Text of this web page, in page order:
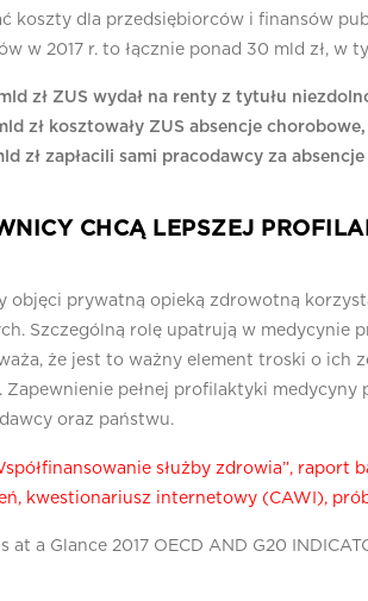
koszty dla przedsiębiorców i finansów
w 2017 r. to łącznie ponad 30 mld zł, w
zł ZUS wydał na renty z tytułu
zł kosztowały ZUS absencje chorobowe,
zł zapłacili sami pracodawcy za
CHCĄ LEPSZEJ
objęci prywatną opieką zdrowotną
Szczególną rolę upatrują w medycynie
że jest to ważny element troski o ich
Zapewnienie pełnej profilaktyki
oraz państwu.
służby zdrowia”, raport
kwestionariusz internetowy (CAWI),
at a Glance 2017 OECD AND G20